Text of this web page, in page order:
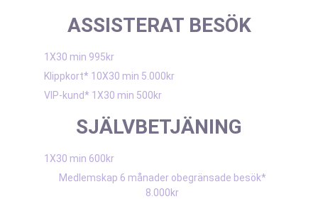
ASSISTERAT BESÖK
1X30 min 995kr
Klippkort* 10X30 min 5.000kr
VIP-kund* 1X30 min 500kr
SJÄLVBETJÄNING
1X30 min 600kr
Medlemskap 6 månader obegränsade besök*
8.000kr